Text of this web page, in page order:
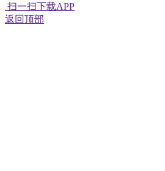
扫一扫下载APP
返回顶部